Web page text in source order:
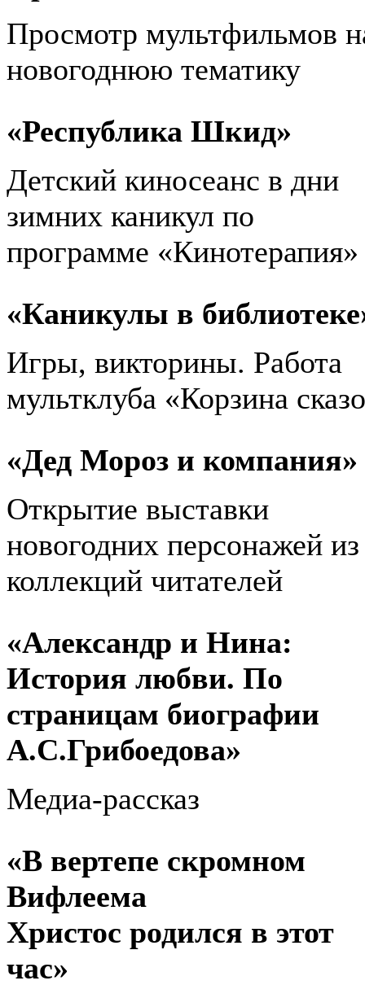
Просмотр мультфильмов
новогоднюю тематику
«Республика Шкид»
Детский киносеанс в дни
зимних каникул по
программе «Кинотерапия»
«Каникулы в
Игры, викторины. Работа
мультклуба «Корзина
«Дед Мороз и компания»
Открытие выставки
новогодних персонажей из
коллекций читателей
«Александр и Нина:
История любви. По
страницам биографии
А.С.Грибоедова»
Медиа-рассказ
«В вертепе скромном
Вифлеема
Христос родился в этот
час»